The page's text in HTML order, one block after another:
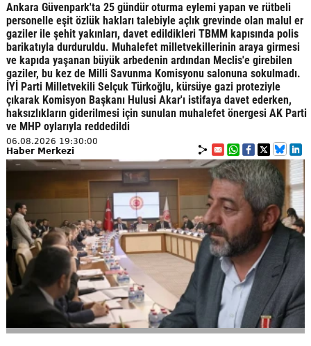
Ankara Güvenpark'ta 25 gündür oturma eylemi yapan ve rütbeli
personelle eşit özlük hakları talebiyle açlık grevinde olan malul er
gaziler ile şehit yakınları, davet edildikleri TBMM kapısında polis
barikatıyla durduruldu. Muhalefet milletvekillerinin araya girmesi
ve kapıda yaşanan büyük arbedenin ardından Meclis'e girebilen
gaziler, bu kez de Milli Savunma Komisyonu salonuna sokulmadı.
İYİ Parti Milletvekili Selçuk Türkoğlu, kürsüye gazi proteziyle
çıkarak Komisyon Başkanı Hulusi Akar'ı istifaya davet ederken,
haksızlıkların giderilmesi için sunulan muhalefet önergesi AK Parti
ve MHP oylarıyla reddedildi
06.08.2026 19:30:00
Haber Merkezi